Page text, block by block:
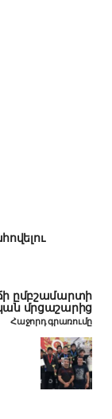
ըմբշամարտի
մրցաշարից
Հաջորդ գրառումը